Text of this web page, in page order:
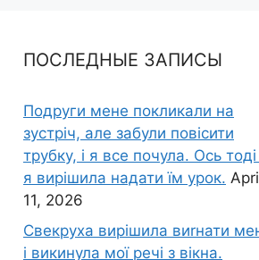
ПОСЛЕДНЫЕ ЗАПИСЫ
Подруги мене покликали на
зустріч, але забули повісити
трубку, і я все почула. Ось тоді
я вирішила надати їм урок.
11, 2026
Свекруха вирішила виrнати
і викинула мої речі з вікна.